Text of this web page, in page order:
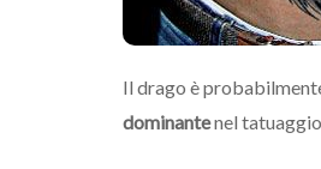
Il drago è
dominantenel